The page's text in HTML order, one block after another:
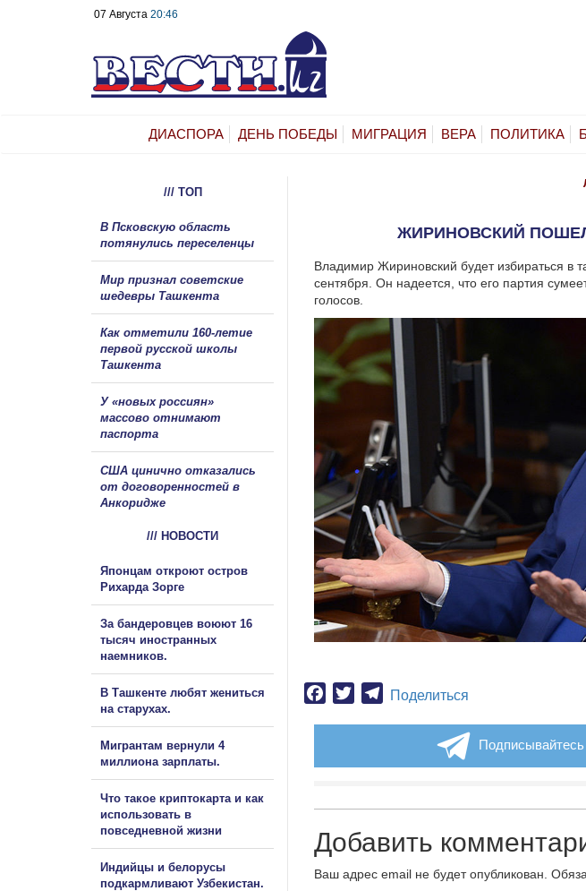
07 Августа 20:46
ДИАСПОРА ДЕНЬ ПОБЕДЫ МИГРАЦИЯ ВЕРА ПОЛИТИКА
ЖИРИНОВСКИЙ
Владимир Жириновский будет избираться в
сентября. Он надеется, что его партия
голосов.
Facebook
TwitterTelegram
Поделиться
Добавить
Ваш адрес email не будет опубликован.
/// ТОП
В Псковскую область
потянулись переселенцы
Мир признал советские
шедевры Ташкента
Как отметили 160-летие
первой русской школы
Ташкента
У «новых россиян»
массово отнимают
паспорта
США цинично отказались
от договоренностей в
Анкоридже
/// НОВОСТИ
Японцам откроют остров
Рихарда Зорге
За бандеровцев воюют 16
тысяч иностранных
наемников.
В Ташкенте любят жениться
на старухах.
Мигрантам вернули 4
миллиона зарплаты.
Что такое криптокарта и как
использовать в
повседневной жизни
Индийцы и белорусы
подкармливают Узбекистан.